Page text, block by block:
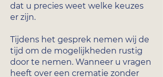
dat u precies weet welke keuzes
er zijn.
Tijdens het gesprek nemen wij de
tijd om de mogelijkheden rustig
door te nemen. Wanneer u vragen
heeft over een crematie zonder